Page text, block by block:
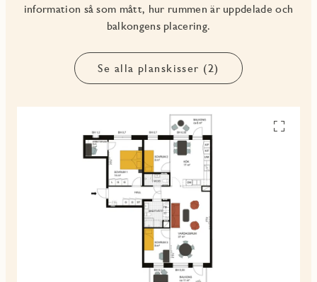
information så som mått, hur rummen är uppdelade och
balkongens placering.
Se alla planskisser (2)
Se